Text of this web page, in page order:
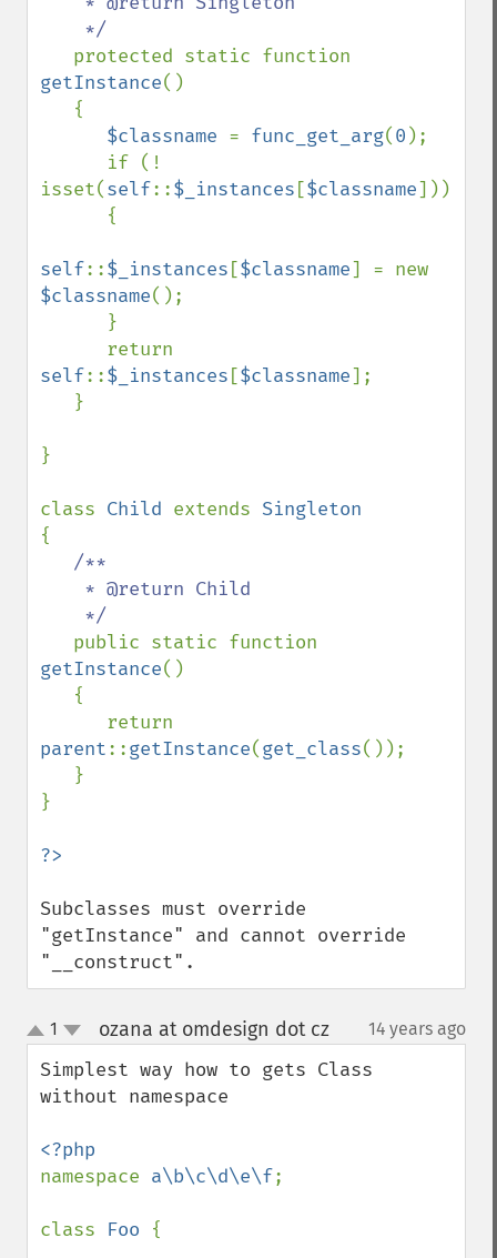
getInstance()
$classname = func_get_arg(0 );
isset(self::$_instances [$classname]))
self::$_instances [$classname
$classname();
self::$_instances [$classname];
}
class Child extends
{
/**
getInstance()
parent::getInstance(get_class());
}
Subclasses must override
"getInstance" and cannot override
"__construct".
up
down
1 ozana at omdesign dot cz¶ 14 years ago
Simplest way how to gets Class
without namespace
namespace a\b\c\d\e\f;
class Foo {